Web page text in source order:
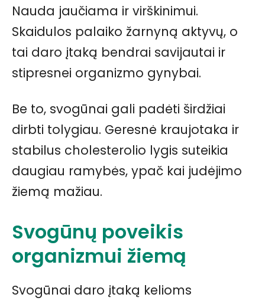
Nauda jaučiama ir virškinimui.
Skaidulos palaiko žarnyną aktyvų, o
tai daro įtaką bendrai savijautai ir
stipresnei organizmo gynybai.
Be to, svogūnai gali padėti širdžiai
dirbti tolygiau. Geresnė kraujotaka ir
stabilus cholesterolio lygis suteikia
daugiau ramybės, ypač kai judėjimo
žiemą mažiau.
Svogūnų poveikis
organizmui žiemą
Svogūnai daro įtaką kelioms